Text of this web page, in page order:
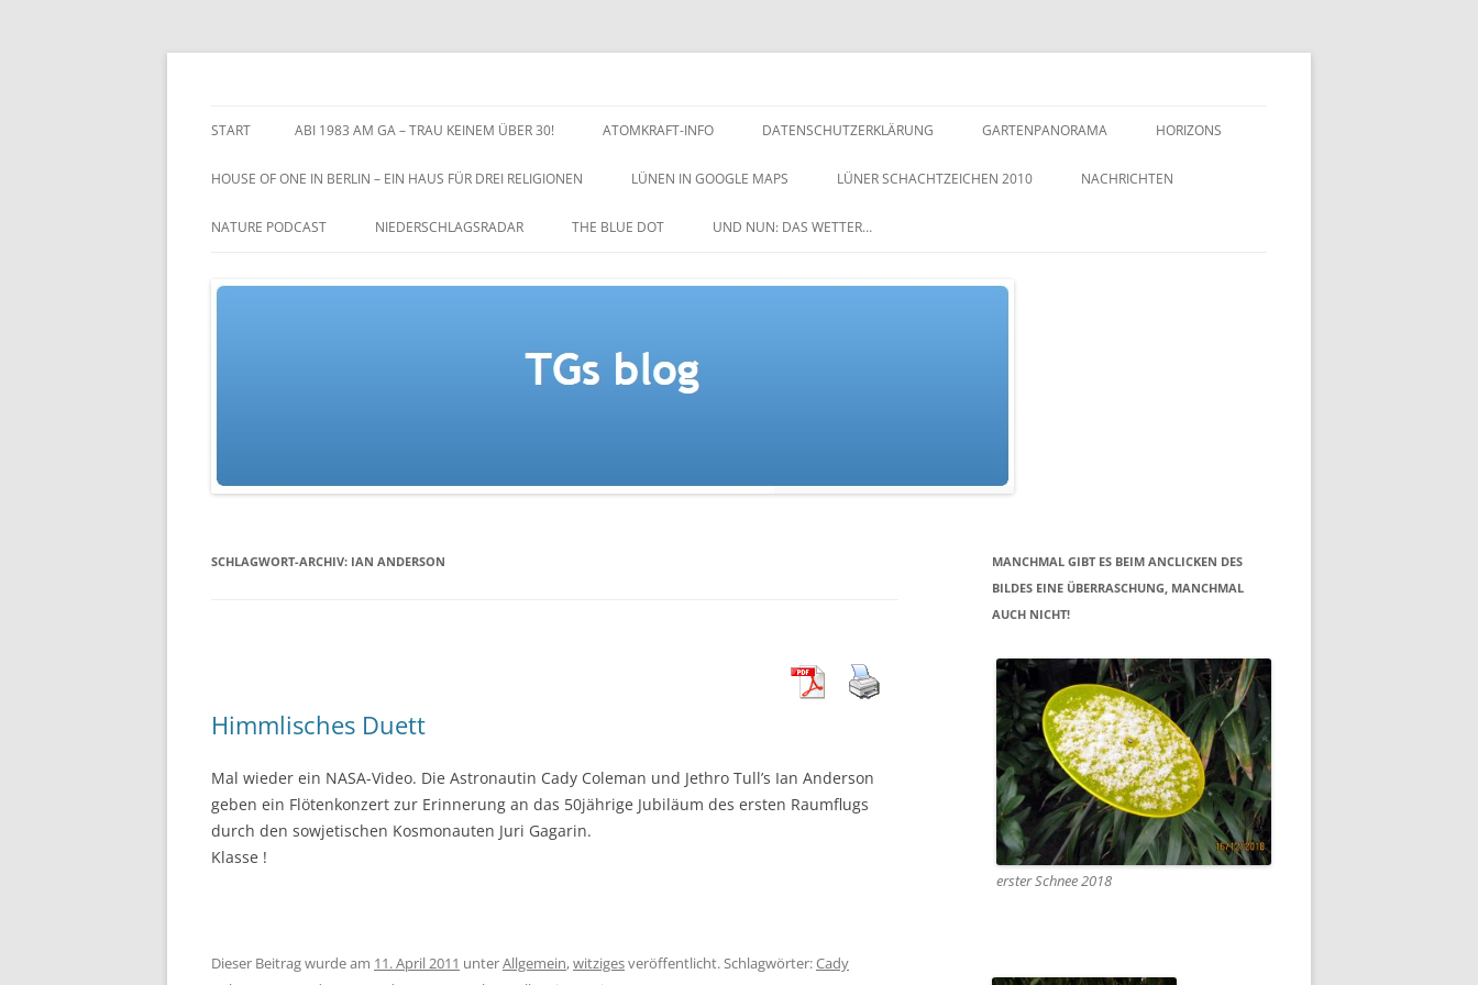
Zum
START ABI 1983 AM GA – TRAU KEINEM ÜBER 30! ATOMKRAFT-INFO DATENSCHUTZERKLÄRUNG GARTENPANORAMA HORIZONS
HOUSE OF ONE IN BERLIN – EIN HAUS FÜR DREI RELIGIONEN LÜNEN IN GOOGLE MAPS LÜNER SCHACHTZEICHEN 2010
NACHTZEICHEN-SCHACHTZEICHEN
NACHRICHTEN
NATURE PODCAST NIEDERSCHLAGSRADAR THE BLUE DOT UND NUN: DAS WETTER…
SCHLAGWORT-ARCHIV: IAN ANDERSON
Himmlisches Duett
Mal wieder ein NASA-Video. Die Astronautin Cady Coleman und Jethro Tull’s Ian Anderson
geben ein Flötenkonzert zur Erinnerung an das 50jährige Jubiläum des ersten Raumflugs
durch den sowjetischen Kosmonauten Juri Gagarin.
Klasse !
Dieser Beitrag wurde am 11. April 2011 unterAllgemein,witzigesveröffentlicht. Schlagwörter:Cady
MANCHMAL GIBT ES BEIM ANCLICKEN DES
BILDES EINE ÜBERRASCHUNG, MANCHMAL
AUCH NICHT!
erster Schnee 2018